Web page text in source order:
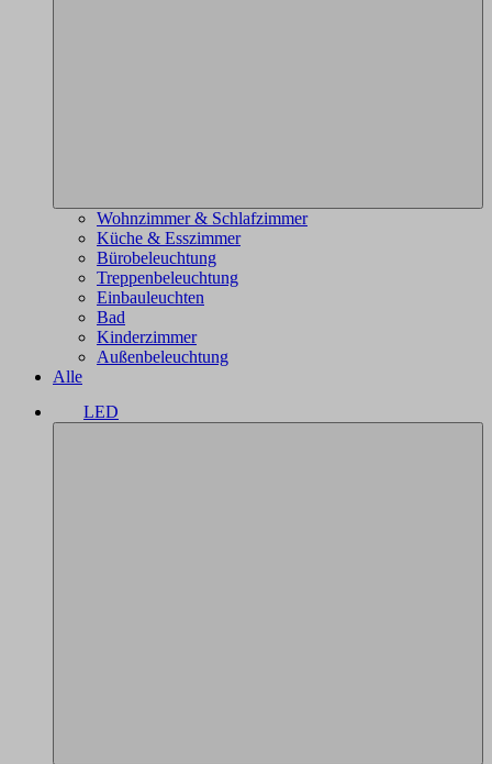
Wohnzimmer & Schlafzimmer
Küche & Esszimmer
Bürobeleuchtung
Treppenbeleuchtung
Einbauleuchten
Bad
Kinderzimmer
Außenbeleuchtung
Alle
LED